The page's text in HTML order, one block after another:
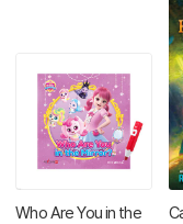
Who Are You in the